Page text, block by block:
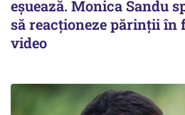
eșuează. Monica Sandu
să reacționeze părinții în
video